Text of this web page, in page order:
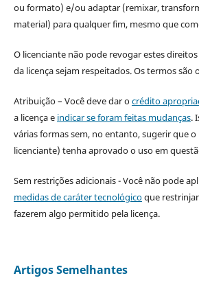
ou formato) e/ou adaptar (remixar,
material) para qualquer fim, mesmo que
O licenciante não pode revogar estes
da licença sejam respeitados. Os termos são
Atribuição – Você deve dar ocrédito
a licença e indicar se foram feitas mudanças.
várias formas sem, no entanto, sugerir que
licenciante) tenha aprovado o uso em
Sem restrições adicionais - Você não pode
medidas de caráter tecnológicoque
fazerem algo permitido pela licença.
Artigos Semelhantes